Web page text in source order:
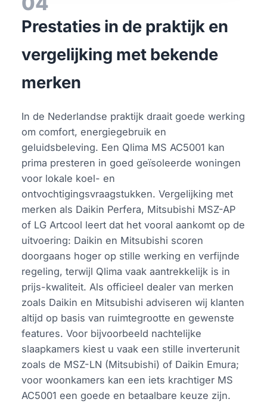
Prestaties in de praktijk en
vergelijking met bekende
merken
In de Nederlandse praktijk draait goede werking
om comfort, energiegebruik en
geluidsbeleving. Een Qlima MS AC5001 kan
prima presteren in goed geïsoleerde woningen
voor lokale koel- en
ontvochtigingsvraagstukken. Vergelijking met
merken als Daikin Perfera, Mitsubishi MSZ-AP
of LG Artcool leert dat het vooral aankomt op de
uitvoering: Daikin en Mitsubishi scoren
doorgaans hoger op stille werking en verfijnde
regeling, terwijl Qlima vaak aantrekkelijk is in
prijs-kwaliteit. Als officieel dealer van merken
zoals Daikin en Mitsubishi adviseren wij klanten
altijd op basis van ruimtegrootte en gewenste
features. Voor bijvoorbeeld nachtelijke
slaapkamers kiest u vaak een stille inverterunit
zoals de MSZ-LN (Mitsubishi) of Daikin Emura;
voor woonkamers kan een iets krachtiger MS
AC5001 een goede en betaalbare keuze zijn.